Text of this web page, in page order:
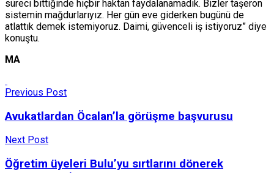
süreci bittiğinde hiçbir haktan faydalanamadık. Bizler taşeron
sistemin mağdurlarıyız. Her gün eve giderken bugünü de
atlattık demek istemiyoruz. Daimi, güvenceli iş istiyoruz” diye
konuştu.
MA
Previous Post
Avukatlardan Öcalan’la görüşme başvurusu
Next Post
Öğretim üyeleri Bulu’yu sırtlarını dönerek